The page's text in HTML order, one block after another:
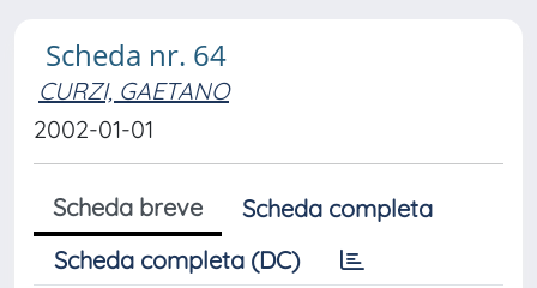
Scheda nr. 64
CURZI, GAETANO
2002-01-01
Scheda breve
Scheda completa
Scheda completa (DC)